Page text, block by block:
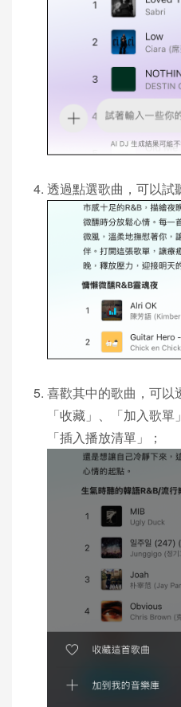
透過點選歌曲，可以試
喜歡其中的歌曲，可以
「收藏」、「加入歌
「插入播放清單」；